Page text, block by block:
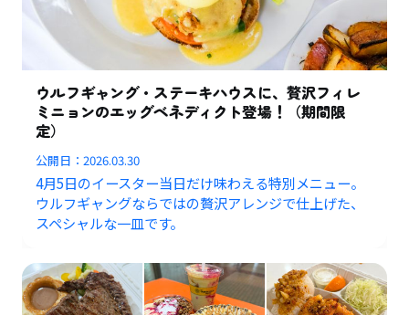
ウルフギャング・ステーキハウスに、贅沢フィレ
ミニョンのエッグベネディクト登場！（期間限
定）
公開日：2026.03.30
4月5日のイースター当日だけ味わえる特別メニュー。
ウルフギャングならではの贅沢アレンジで仕上げた、
スペシャルな一皿です。